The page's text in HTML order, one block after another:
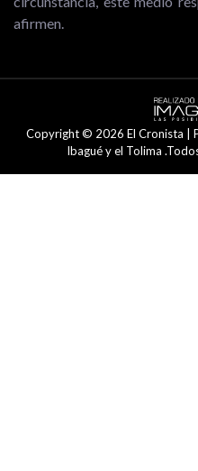
afirmen.
Copyright © 2026 El Cronista |
Ibagué y el Tolima